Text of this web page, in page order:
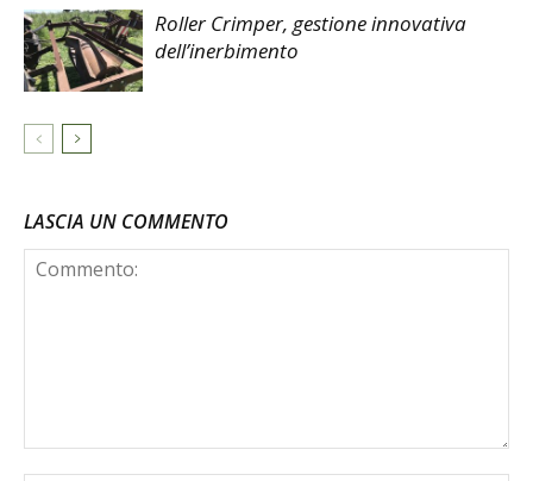
Roller Crimper, gestione innovativa
dell’inerbimento
LASCIA UN COMMENTO